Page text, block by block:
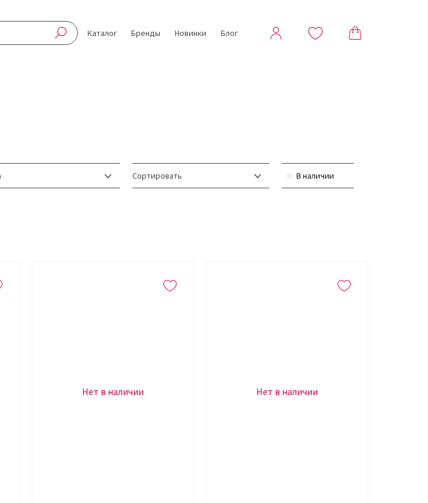
Каталог Бренды Новинки Блог
Сортировать В наличии
Нет в наличии Нет в наличии